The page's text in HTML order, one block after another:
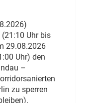
Uhr bis
29.08.2026
Uhr) den
–
zu sperren